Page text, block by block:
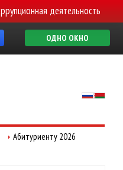
деятельность
ОДНО ОКНО
Абитуриенту 2026